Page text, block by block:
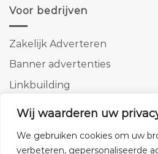
Wij waarderen uw
We gebruiken cookies om uw
verbeteren, gepersonaliseerde
Voor bedrijven
Zakelijk Adverteren
Banner advertenties
Linkbuilding
SEO copywriting